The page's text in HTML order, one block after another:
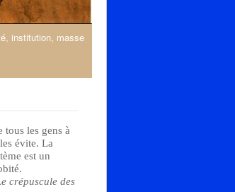
institution, masse
tous les gens à
évite. La
est un
crépuscule des